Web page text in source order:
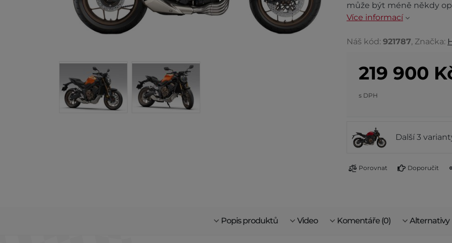
může být méně někdy
Více informací
Náš kód: 921787, Značka:
219 900
s DPH
Další 3
Porovnat Doporučit
Popis produktů Video Komentáře (0) Alternativy